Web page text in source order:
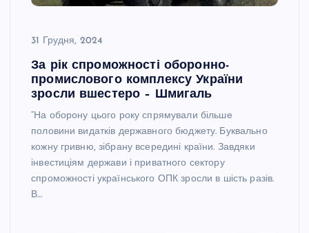
31 Грудня, 2024
За рік спроможності оборонно-
промислового комплексу України
зросли вшестеро – Шмигаль
“На оборону цього року спрямували більше
половини видатків державного бюджету. Буквально
кожну гривню, зібрану всередині країни. Завдяки
інвестиціям держави і приватного сектору
спроможності українського ОПК зросли в шість разів.
В…